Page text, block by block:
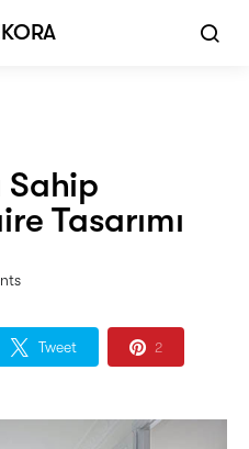
Sahip
Tasarımı
Tweet 2